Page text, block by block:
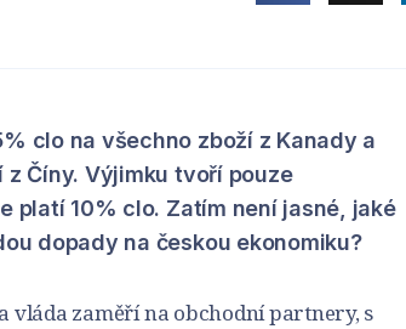
clo na všechno zboží z Kanady a
z Číny. Výjimku tvoří pouze
platí 10% clo. Zatím není jasné, jaké
dopady na českou ekonomiku?
vláda zaměří na obchodní partnery, s